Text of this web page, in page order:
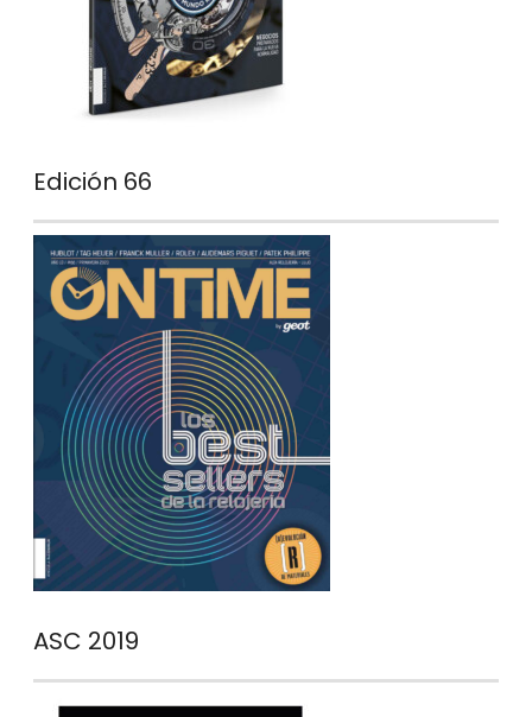
Edición 66
ASC 2019